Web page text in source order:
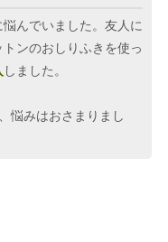
んでいました。友人に
ンのおしりふきを使っ
しました。
悩みはおさまりまし